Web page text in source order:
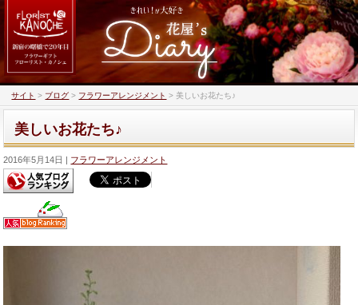
サイト > ブログ > フラワーアレンジメント > 美しいお花たち♪
美しいお花たち♪
2016年5月14日 フラワーアレンジメント